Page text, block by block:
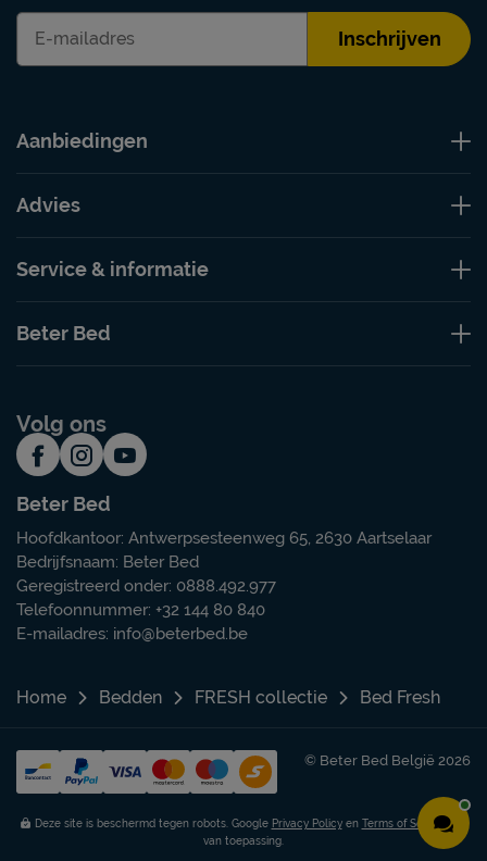
Inschrijven
Aanbiedingen
Advies
Service & informatie
Beter Bed
Volg ons
Beter Bed
Hoofdkantoor: Antwerpsesteenweg 65, 2630 Aartselaar
Bedrijfsnaam: Beter Bed
Geregistreerd onder: 0888.492.977
Telefoonnummer: +32 144 80 840
E-mailadres: info@beterbed.be
Home Bedden FRESH collectie Bed Fresh
© Beter Bed België 2026
Deze site is beschermd tegen robots. Google Privacy Policyen Terms of Service
zijn
van toepassing.